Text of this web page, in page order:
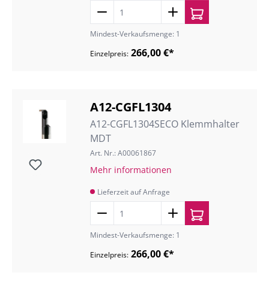
Mindest-Verkaufsmenge: 1
Einzelpreis: 266,00 €*
A12-CGFL1304
A12-CGFL1304SECO Klemmhalter
MDT
Art. Nr.: A00061867
Mehr informationen
Lieferzeit auf Anfrage
Mindest-Verkaufsmenge: 1
Einzelpreis: 266,00 €*